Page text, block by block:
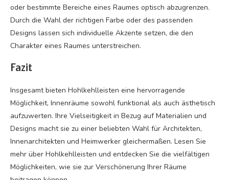
oder bestimmte Bereiche eines Raumes optisch abzugrenzen.
Durch die Wahl der richtigen Farbe oder des passenden
Designs lassen sich individuelle Akzente setzen, die den
Charakter eines Raumes unterstreichen.
Fazit
Insgesamt bieten Hohlkehlleisten eine hervorragende
Möglichkeit, Innenräume sowohl funktional als auch ästhetisch
aufzuwerten. Ihre Vielseitigkeit in Bezug auf Materialien und
Designs macht sie zu einer beliebten Wahl für Architekten,
Innenarchitekten und Heimwerker gleichermaßen. Lesen Sie
mehr über Hohlkehlleisten und entdecken Sie die vielfältigen
Möglichkeiten, wie sie zur Verschönerung Ihrer Räume